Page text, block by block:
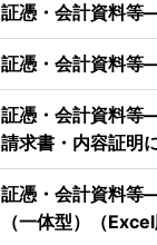
証憑・会計資料等
証憑・会計資料等
証憑・会計資料
請求書・内容証明
証憑・会計資料
（一体型）（Excel